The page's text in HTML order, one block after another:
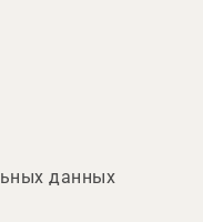
данных